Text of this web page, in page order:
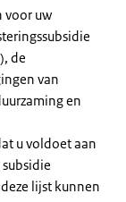
voor uw
de
van
en
u voldoet aan
lijst kunnen